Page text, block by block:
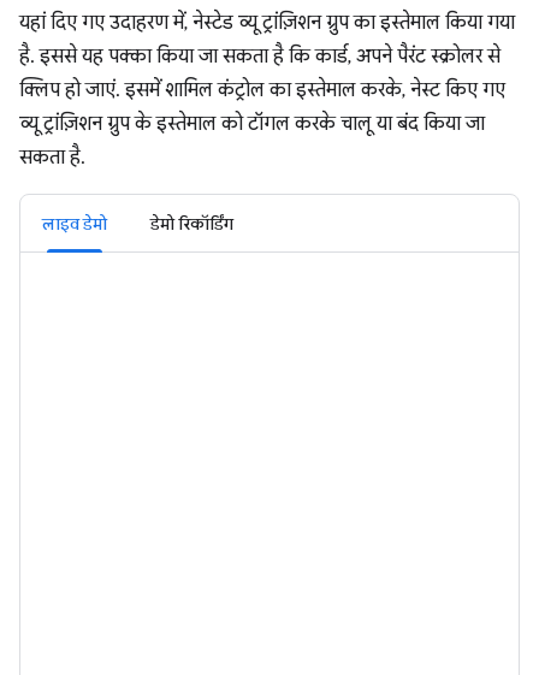
यहां दिए गए उदाहरण में, नेस्टेड व्यू ट्रांज़िशन ग्रुप का इस्तेमाल किया गया
है. इससे यह पक्का किया जा सकता है कि कार्ड, अपने पैरंट स्क्रोलर से
क्लिप हो जाएं. इसमें शामिल कंट्रोल का इस्तेमाल करके, नेस्ट किए गए
व्यू ट्रांज़िशन ग्रुप के इस्तेमाल को टॉगल करके चालू या बंद किया जा
सकता है.
लाइव डेमो डेमो रिकॉर्डिंग